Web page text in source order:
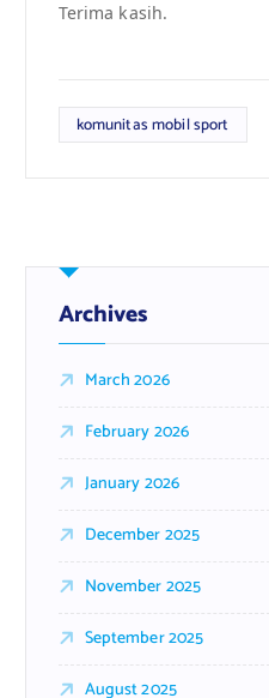
Terima kasih.
komunitas mobil sport
Archives
March 2026
February 2026
January 2026
December 2025
November 2025
September 2025
August 2025